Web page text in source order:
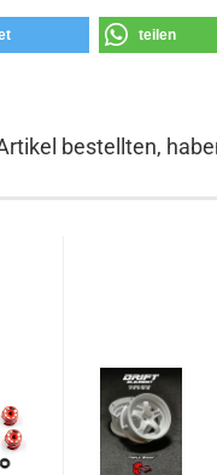
teilen
bestellten,